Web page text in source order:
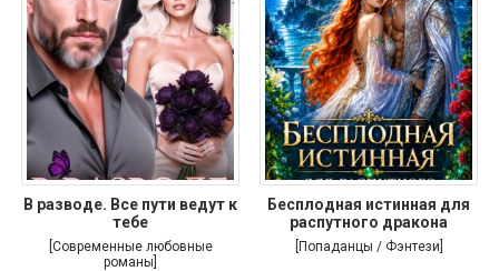
В разводе. Все пути ведут к
тебе
[Современные любовные
романы]
Бесплодная истинная для
распутного дракона
[Попаданцы / Фэнтези]